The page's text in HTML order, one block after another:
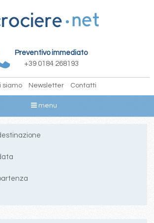
Preventivo immediato
+39 0184 268193
siamo Newsletter Contatti
menu